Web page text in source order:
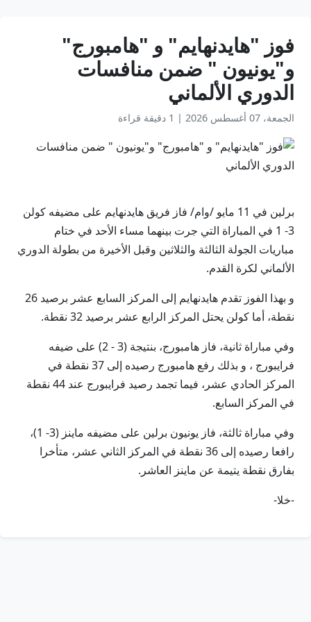
فوز "هايدنهايم" و "هامبورج"
و"يونيون " ضمن منافسات
الدوري الألماني
الجمعة، 07 أغسطس 2026 | 1 دقيقة قراءة
برلين في 11 مايو /وام/ فاز فريق هايدنهايم على مضيفه كولن
3- 1 في المباراة التي جرت بينهما مساء الأحد في ختام
مباريات الجولة الثالثة والثلاثين وقبل الأخيرة من بطولة الدوري
الألماني لكرة القدم.
و بهذا الفوز تقدم هايدنهايم إلى المركز السابع عشر برصيد 26
نقطة، أما كولن يحتل المركز الرابع عشر برصيد 32 نقطة.
وفي مباراة ثانية، فاز هامبورج، بنتيجة (3 - 2) على ضيفه
فرايبورج ، و بذلك رفع هامبورج رصيده إلى 37 نقطة في
المركز الحادي عشر، فيما تجمد رصيد فرايبورج عند 44 نقطة
في المركز السابع.
وفي مباراة ثالثة، فاز يونيون برلين على مضيفه ماينز (3- 1)،
رافعا رصيده إلى 36 نقطة في المركز الثاني عشر، متأخرا
بفارق نقطة يتيمة عن ماينز العاشر.
-خلا-